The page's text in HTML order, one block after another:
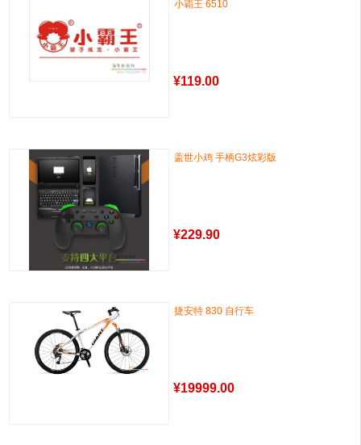
小霸王 6510
¥119.00
盖世小鸡 手柄G3炫彩版
¥229.90
捷安特 830 自行车
¥19999.00